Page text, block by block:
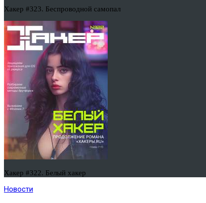
Хакер #323. Беспроводной самопал
Хакер #322. Белый хакер
Новости